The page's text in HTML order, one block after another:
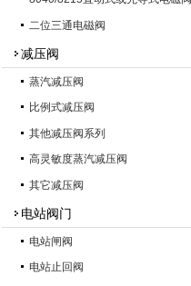
二位三通电磁阀
减压阀
蒸汽减压阀
比例式减压阀
其他减压阀系列
高灵敏度蒸汽减压阀
其它减压阀
电站阀门
电站闸阀
电站止回阀